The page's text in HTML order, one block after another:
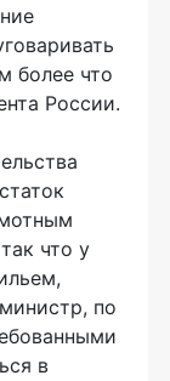
более что
России.
что у
по
в